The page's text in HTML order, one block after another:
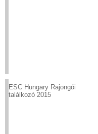
ESC Hungary Rajongói
találkozó 2015